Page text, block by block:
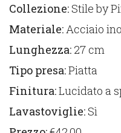
Collezione:Stile by
Materiale: Acciaio
Lunghezza: 27 cm
Tipo presa:Piatta
Finitura:Lucidato a
Lavastoviglie:Sì